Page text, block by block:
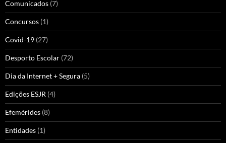
Comunicados (7)
Concursos (1)
Covid-19 (27)
Desporto Escolar (72)
Dia da Internet + Segura (5)
Edições ESJR (4)
Efemérides (8)
Entidades (1)